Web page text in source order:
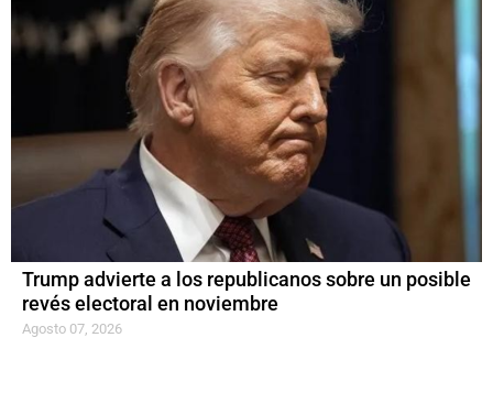
Trump advierte a los republicanos sobre un posible
revés electoral en noviembre
Agosto 07, 2026